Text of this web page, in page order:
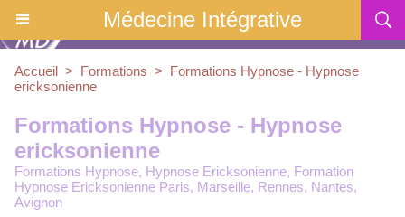
Médecine Intégrative
Accueil > Formations > Formations Hypnose - Hypnose
ericksonienne
Formations Hypnose - Hypnose
ericksonienne
Formations Hypnose, Hypnose Ericksonienne, Formation
Hypnose Ericksonienne Paris, Marseille, Rennes, Nantes,
Avignon